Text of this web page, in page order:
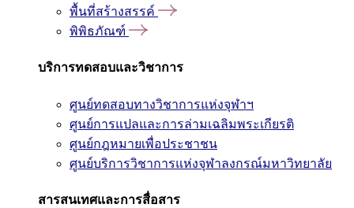
พื้นที่สร้างสรรค์
พิพิธภัณฑ์
บริการทดสอบและวิชาการ
ศูนย์ทดสอบทางวิชาการแห่งจุฬาฯ
ศูนย์การแปลและการล่ามเฉลิมพระเกียรติ
ศูนย์กฎหมายเพื่อประชาชน
ศูนย์บริการวิชาการแห่งจุฬาลงกรณ์มหาวิทยาลัย
สารสนเทศและการสื่อสาร